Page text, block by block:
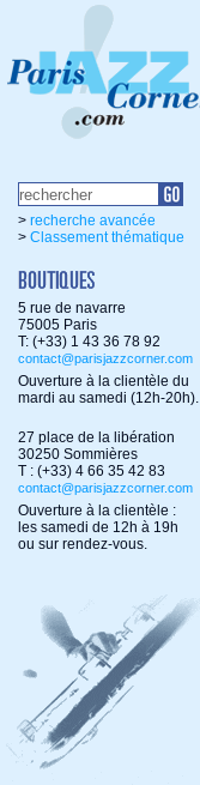
> recherche avancée
> Classement thématique
5 rue de navarre
75005 Paris
T: (+33) 1 43 36 78 92
contact@parisjazzcorner.com
Ouverture à la clientèle du
mardi au samedi (12h-20h).
27 place de la libération
30250 Sommières
T : (+33) 4 66 35 42 83
contact@parisjazzcorner.com
Ouverture à la clientèle :
les samedi de 12h à 19h
ou sur rendez-vous.